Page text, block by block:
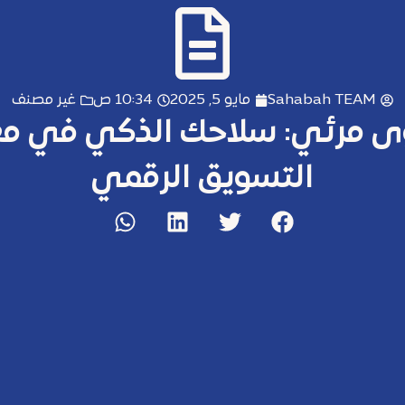
Sahabah TEAM مايو 5, 2025 10:34 ص غير مصنف
مرئي: سلاحك الذكي في
التسويق الرقمي